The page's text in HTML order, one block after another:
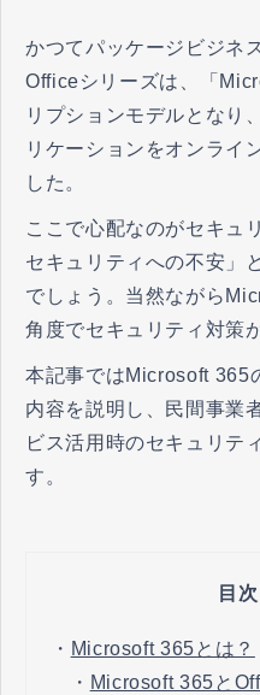
かつてパッケージビジネ
Officeシリーズは、「
リプションモデルとなり
リケーションをオンライ
した。
ここで心配なのがセキュ
セキュリティへの不安」
でしょう。当然ながら
角度でセキュリティ対策
本記事ではMicrosoft 365
内容を説明し、民間事業
ビス活用時のセキュリテ
す。
目次
・ Microsoft 365とは？
・ Microsoft 365と